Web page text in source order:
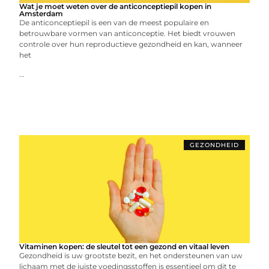
Wat je moet weten over de anticonceptiepil kopen in
Amsterdam
De anticonceptiepil is een van de meest populaire en
betrouwbare vormen van anticonceptie. Het biedt vrouwen
controle over hun reproductieve gezondheid en kan, wanneer
het
...
GEZONDHEID
Vitaminen kopen: de sleutel tot een gezond en vitaal leven
Gezondheid is uw grootste bezit, en het ondersteunen van uw
lichaam met de juiste voedingsstoffen is essentieel om dit te